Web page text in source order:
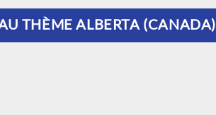
THÈME ALBERTA (CANADA)